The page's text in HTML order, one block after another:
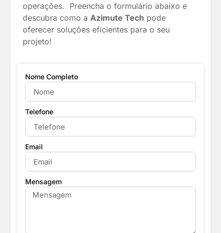
operações. Preencha o formulário abaixo e
descubra como a Azimute Tech pode
oferecer soluções eficientes para o seu
projeto!
Nome Completo
Telefone
Email
Mensagem